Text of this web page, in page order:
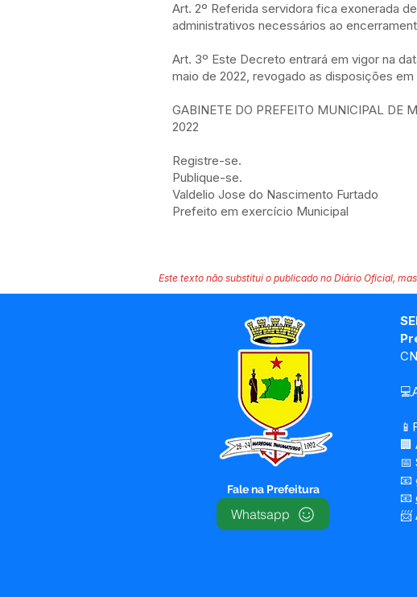
Art. 2º Referida servidora fica exonerada
administrativos necessários ao
Art. 3º Este Decreto entrará em vigor na
maio de 2022, revogado as disposições em
GABINETE DO PREFEITO MUNICIPAL DE
2022
Registre-se.
Publique-se.
Valdelio Jose do Nascimento Furtado
Prefeito em exercício Municipal
Este texto não substitui o publicado no Diário Oficial,
Fale na Prefeitura
Whatsapp
🏢
📅
📧
📧
📨